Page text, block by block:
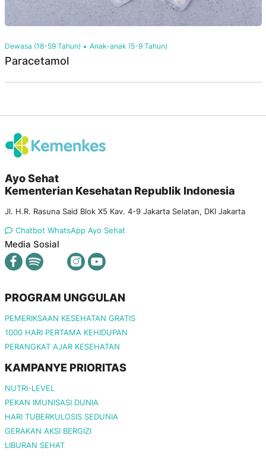
Dewasa (18-59 Tahun) Anak-anak (5-9 Tahun)
Paracetamol
Ayo Sehat
Kementerian Kesehatan Republik Indonesia
Jl. H.R. Rasuna Said Blok X5 Kav. 4-9 Jakarta Selatan, DKI Jakarta
Chatbot WhatsApp Ayo Sehat
Media Sosial
PROGRAM UNGGULAN
PEMERIKSAAN KESEHATAN GRATIS
1000 HARI PERTAMA KEHIDUPAN
PERANGKAT AJAR KESEHATAN
KAMPANYE PRIORITAS
NUTRI-LEVEL
PEKAN IMUNISASI DUNIA
HARI TUBERKULOSIS SEDUNIA
GERAKAN AKSI BERGIZI
LIBURAN SEHAT